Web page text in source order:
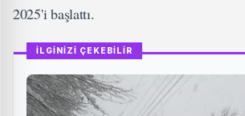
2025'i başlattı.
İLGİNİZİ ÇEKEBİLİR